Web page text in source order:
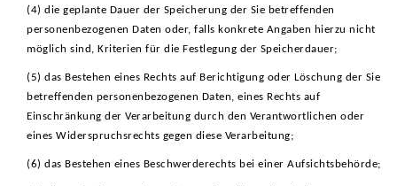
(4) die geplante Dauer der Speicherung der Sie betreffenden
personenbezogenen Daten oder, falls konkrete Angaben hierzu nicht
möglich sind, Kriterien für die Festlegung der Speicherdauer;
(5) das Bestehen eines Rechts auf Berichtigung oder Löschung der Sie
betreffenden personenbezogenen Daten, eines Rechts auf
Einschränkung der Verarbeitung durch den Verantwortlichen oder
eines Widerspruchsrechts gegen diese Verarbeitung;
(6) das Bestehen eines Beschwerderechts bei einer Aufsichtsbehörde;